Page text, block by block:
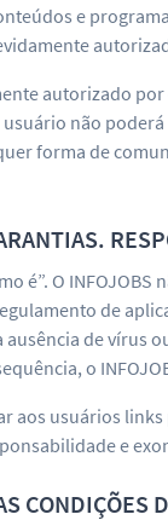
e
autorizado
não
forma de
é”. O
de
ausência de
o
aos usuários
e
CONDIÇÕES